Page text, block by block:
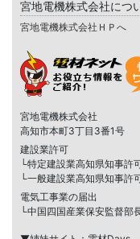
宮地電機株式会社につ
宮地電機株式会社ＨＰへ
宮地電機株式会社
高知市本町3丁目3番1号
建設業許可
└特定建設業高知県知事許
└一般建設業高知県知事許
電気工事業の届出
└中国四国産業保安監督部